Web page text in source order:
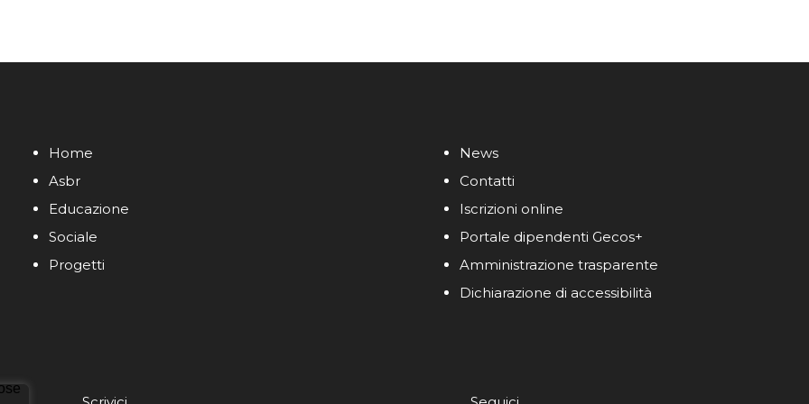
Home
Asbr
Educazione
Sociale
Progetti
News
Contatti
Iscrizioni online
Portale dipendenti Gecos+
Amministrazione trasparente
Dichiarazione di accessibilità